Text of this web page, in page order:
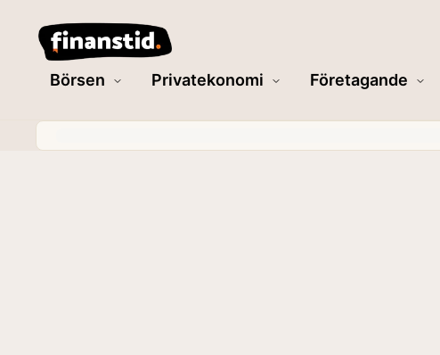
Börsen Privatekonomi Företagande